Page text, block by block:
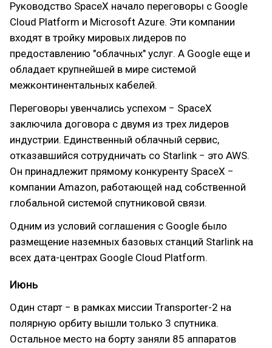
Руководство SpaceX начало переговоры с Google
Cloud Platform и Microsoft Azure. Эти компании
входят в тройку мировых лидеров по
предоставлению "облачных" услуг. А Google еще и
обладает крупнейшей в мире системой
межконтинентальных кабелей.
Переговоры увенчались успехом − SpaceX
заключила договора с двумя из трех лидеров
индустрии. Единственный облачный сервис,
отказавшийся сотрудничать со Starlink − это AWS.
Он принадлежит прямому конкуренту SpaceX −
компании Amazon, работающей над собственной
глобальной системой спутниковой связи.
Одним из условий соглашения с Google было
размещение наземных базовых станций Starlink на
всех дата-центрах Google Cloud Platform.
Июнь
Один старт − в рамках миссии Transporter-2 на
полярную орбиту вышли только 3 спутника.
Остальное место на борту заняли 85 аппаратов